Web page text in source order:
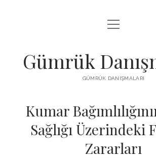
IGTV BEĞENI HILESI PARASIZ
menüyü
aç
Gümrük
GÜMRÜK DANIŞMALARI
Kumar
Sağlığı Üzerindeki
Zararları